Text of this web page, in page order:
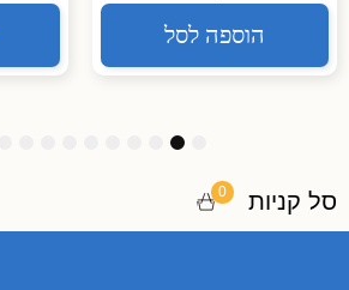
הוספה לסל
סל קניות 0